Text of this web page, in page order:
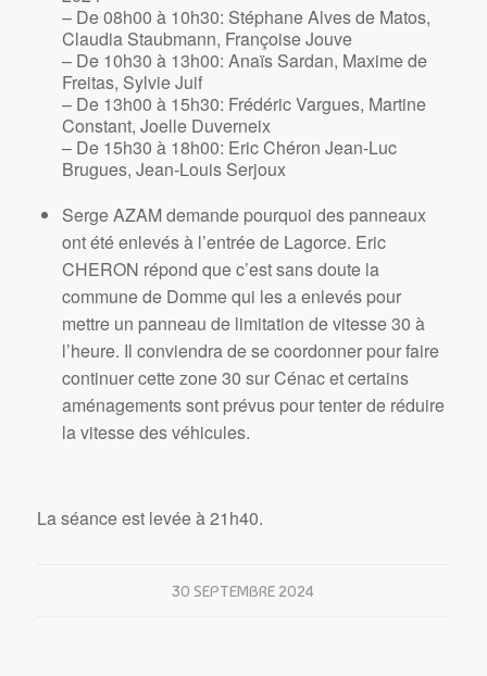
– De 08h00 à 10h30: Stéphane Alves de Matos,
Claudia Staubmann, Françoise Jouve
– De 10h30 à 13h00: Anaïs Sardan, Maxime de
Freitas, Sylvie Juif
– De 13h00 à 15h30: Frédéric Vargues, Martine
Constant, Joelle Duverneix
– De 15h30 à 18h00: Eric Chéron Jean-Luc
Brugues, Jean-Louis Serjoux
Serge AZAM demande pourquoi des panneaux
ont été enlevés à l’entrée de Lagorce. Eric
CHERON répond que c’est sans doute la
commune de Domme qui les a enlevés pour
mettre un panneau de limitation de vitesse 30 à
l’heure. Il conviendra de se coordonner pour faire
continuer cette zone 30 sur Cénac et certains
aménagements sont prévus pour tenter de réduire
la vitesse des véhicules.
La séance est levée à 21h40.
30 SEPTEMBRE 2024